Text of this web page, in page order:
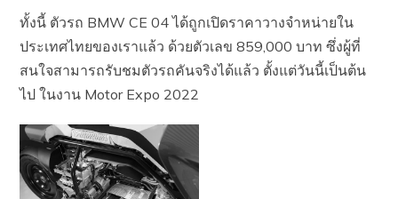
ทั้งนี้ ตัวรถ BMW CE 04 ได้ถูกเปิดราคาวางจำหน่ายใน
ประเทศไทยของเราแล้ว ด้วยตัวเลข 859,000 บาท ซึ่งผู้ที่
สนใจสามารถรับชมตัวรถคันจริงได้แล้ว ตั้งแต่วันนี้เป็นต้น
ไป ในงาน Motor Expo 2022